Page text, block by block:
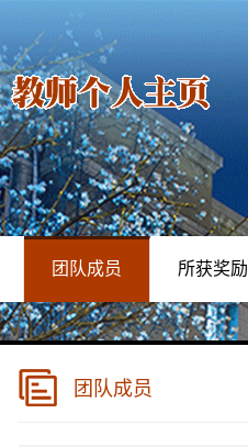
团队成员 所获奖励
团队成员